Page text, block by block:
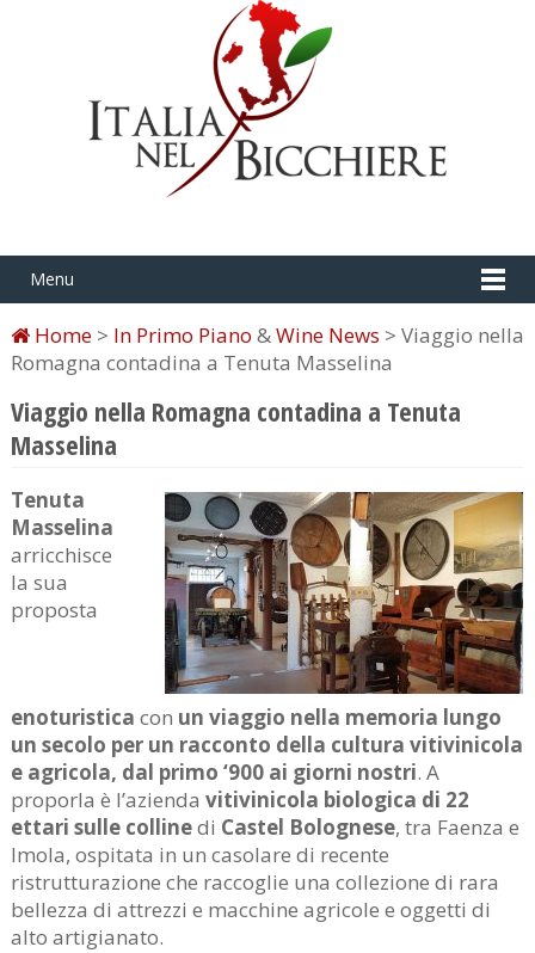
Menu
Home> In Primo Piano &Wine News > Viaggio nella
Romagna contadina a Tenuta Masselina
Viaggio nella Romagna contadina a Tenuta
Masselina
Tenuta
Masselina
arricchisce
la sua
proposta
enoturistica con un viaggio nella memoria lungo
un secolo per un racconto della cultura vitivinicola
e agricola, dal primo ‘900 ai giorni nostri. A
proporla è l’azienda vitivinicola biologica di 22
ettari sulle collinedi Castel Bolognese, tra Faenza e
Imola, ospitata in un casolare di recente
ristrutturazione che raccoglie una collezione di rara
bellezza di attrezzi e macchine agricole e oggetti di
alto artigianato.